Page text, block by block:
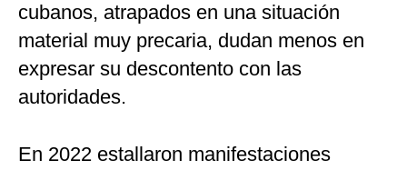
cubanos, atrapados en una situación
material muy precaria, dudan menos en
expresar su descontento con las
autoridades.
En 2022 estallaron manifestaciones